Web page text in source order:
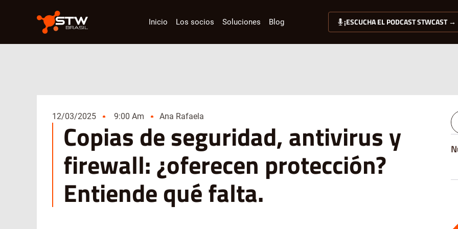
Inicio Los socios Soluciones Blog ¡ESCUCHA EL PODCAST STWCAST →
12/03/2025 9:00 Am Ana Rafaela
Copias de seguridad, antivirus y
firewall: ¿oferecen protección?
Entiende qué falta.